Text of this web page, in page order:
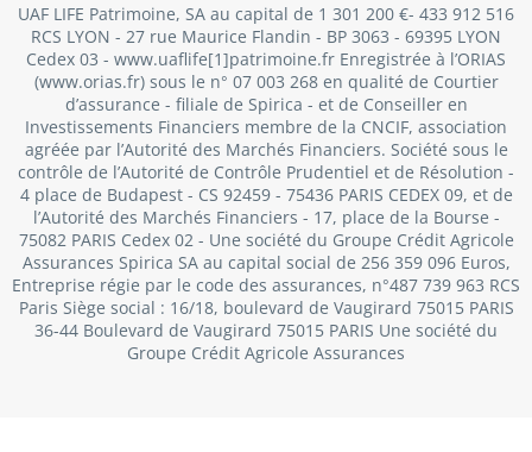
UAF LIFE Patrimoine, SA au capital de 1 301 200 €- 433 912 516
RCS LYON - 27 rue Maurice Flandin - BP 3063 - 69395 LYON
Cedex 03 - www.uaflife[1]patrimoine.fr Enregistrée à l’ORIAS
(www.orias.fr) sous le n° 07 003 268 en qualité de Courtier
d’assurance - filiale de Spirica - et de Conseiller en
Investissements Financiers membre de la CNCIF, association
agréée par l’Autorité des Marchés Financiers. Société sous le
contrôle de l’Autorité de Contrôle Prudentiel et de Résolution -
4 place de Budapest - CS 92459 - 75436 PARIS CEDEX 09, et de
l’Autorité des Marchés Financiers - 17, place de la Bourse -
75082 PARIS Cedex 02 - Une société du Groupe Crédit Agricole
Assurances Spirica SA au capital social de 256 359 096 Euros,
Entreprise régie par le code des assurances, n°487 739 963 RCS
Paris Siège social : 16/18, boulevard de Vaugirard 75015 PARIS
36-44 Boulevard de Vaugirard 75015 PARIS Une société du
Groupe Crédit Agricole Assurances